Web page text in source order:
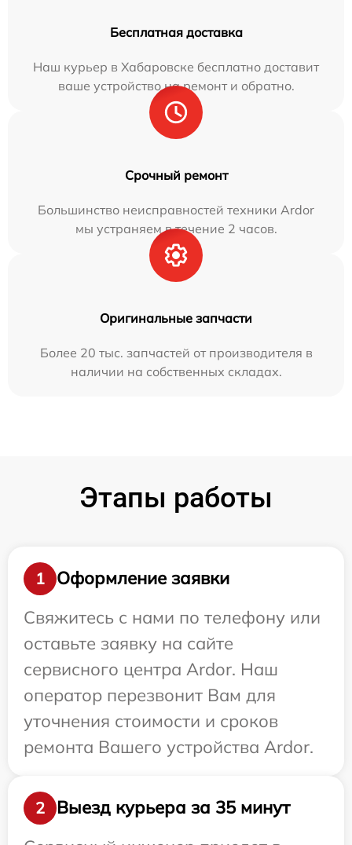
Бесплатная доставка
Наш курьер в Хабаровске бесплатно доставит
ваше устройство на ремонт и обратно.
Срочный ремонт
Большинство неисправностей техники Ardor
мы устраняем в течение 2 часов.
Оригинальные запчасти
Более 20 тыс. запчастей от производителя в
наличии на собственных складах.
Этапы работы
1
Оформление заявки
Свяжитесь с нами по телефону или
оставьте заявку на сайте
сервисного центра Ardor. Наш
оператор перезвонит Вам для
уточнения стоимости и сроков
ремонта Вашего устройства Ardor.
2
Выезд курьера за 35 минут